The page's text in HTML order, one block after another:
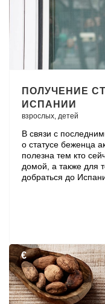
ПОЛУЧЕНИЕ
ИСПАНИИ
взрослых, детей
В связи с
о статусе беженца
полезна тем кто
домой, а также для
добраться до
€